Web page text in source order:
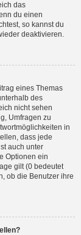
das
du einen
so kannst du
deaktivieren.
eines Themas
des
nicht sehen
Umfragen zu
in
dass jede
auch unter
Optionen ein
gilt (0 bedeutet
ob die Benutzer ihre